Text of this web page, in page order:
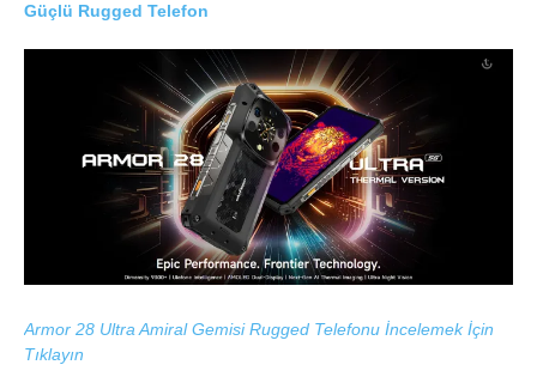
Güçlü Rugged Telefon
Armor 28 Ultra Amiral Gemisi Rugged Telefonu İncelemek İçin
Tıklayın